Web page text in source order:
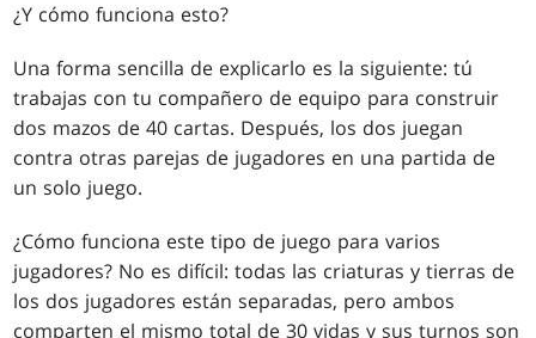
¿Y cómo funciona esto?
Una forma sencilla de explicarlo es la siguiente: tú
trabajas con tu compañero de equipo para construir
dos mazos de 40 cartas. Después, los dos juegan
contra otras parejas de jugadores en una partida de
un solo juego.
¿Cómo funciona este tipo de juego para varios
jugadores? No es difícil: todas las criaturas y tierras de
los dos jugadores están separadas, pero ambos
comparten el mismo total de 30 vidas y sus turnos son